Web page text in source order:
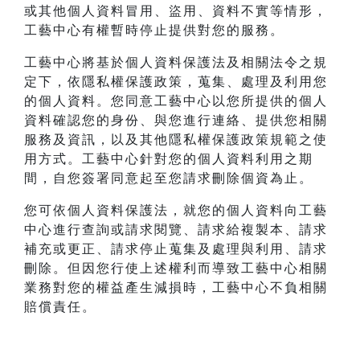
或其他個人資料冒用、盜用、資料不實等情形，
工藝中心有權暫時停止提供對您的服務。
工藝中心將基於個人資料保護法及相關法令之規
定下，依隱私權保護政策，蒐集、處理及利用您
的個人資料。您同意工藝中心以您所提供的個人
資料確認您的身份、與您進行連絡、提供您相關
服務及資訊，以及其他隱私權保護政策規範之使
用方式。工藝中心針對您的個人資料利用之期
間，自您簽署同意起至您請求刪除個資為止。
您可依個人資料保護法，就您的個人資料向工藝
中心進行查詢或請求閱覽、請求給複製本、請求
補充或更正、請求停止蒐集及處理與利用、請求
刪除。但因您行使上述權利而導致工藝中心相關
業務對您的權益產生減損時，工藝中心不負相關
賠償責任。